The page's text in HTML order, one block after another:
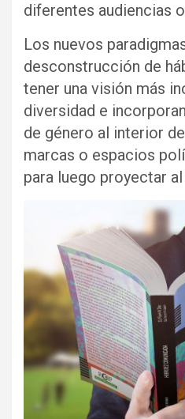
diferentes audiencias
Los nuevos
desconstrucción de
tener una visión más
diversidad e
de género al interior
marcas o espacios
para luego proyectar